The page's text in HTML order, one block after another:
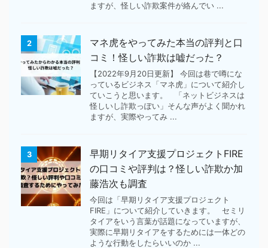
ますが、怪しい詐欺案件が絡んでい ...
2
マネ虎をやってみた本当の評判と口
コミ！怪しい詐欺は嘘だった？
【2022年9月20日更新】 今回は巷で噂にな
っているビジネス「マネ虎」について紹介し
ていこうと思います。 「ネットビジネスは
怪しいし詐欺っぽい」そんな声がよく聞かれ
ますが、実際やってみ ...
3
早期リタイア支援プロジェクトFIRE
の口コミや評判は？怪しい詐欺か加
藤浩次も調査
今回は「早期リタイア支援プロジェクト
FIRE」について紹介していきます。 セミリ
タイアをいう言葉が話題になっていますが、
実際に早期リタイアをするためには一体どの
ような行動をしたらいいのか ...